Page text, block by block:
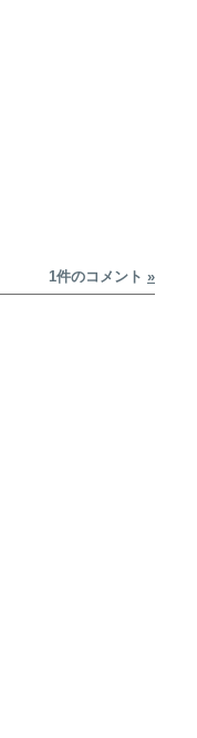
1件のコメント »